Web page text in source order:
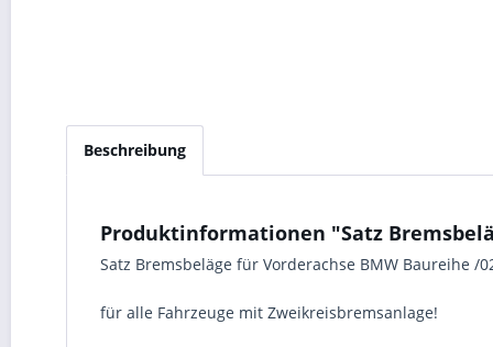
Beschreibung
Produktinformationen "Satz
Satz Bremsbeläge für Vorderachse BMW Baureihe /
für alle Fahrzeuge mit Zweikreisbremsanlage!